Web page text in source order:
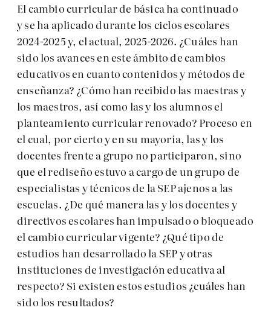
El cambio curricular de básica ha continuado
y se ha aplicado durante los ciclos escolares
2024-2025 y, el actual, 2025-2026. ¿Cuáles han
sido los avances en este ámbito de cambios
educativos en cuanto contenidos y métodos de
enseñanza? ¿Cómo han recibido las maestras y
los maestros, así como las y los alumnos el
planteamiento curricular renovado? Proceso en
el cual, por cierto y en su mayoría, las y los
docentes frente a grupo no participaron, sino
que el rediseño estuvo a cargo de un grupo de
especialistas y técnicos de la SEP ajenos a las
escuelas. ¿De qué manera las y los docentes y
directivos escolares han impulsado o bloqueado
el cambio curricular vigente? ¿Qué tipo de
estudios han desarrollado la SEP y otras
instituciones de investigación educativa al
respecto? Si existen estos estudios ¿cuáles han
sido los resultados?